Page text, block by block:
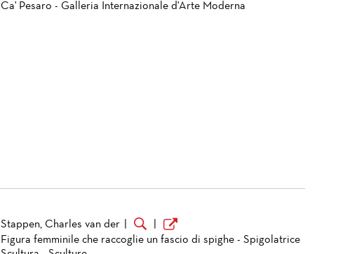
Ca' Pesaro - Galleria Internazionale d'Arte Moderna
Stappen, Charles van der
Figura femminile che raccoglie un fascio di spighe - Spigolatrice